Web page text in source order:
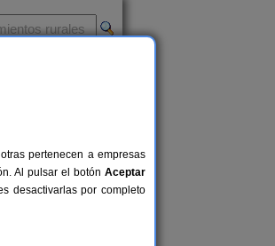
pertenecen a empresas
Al pulsar el botón Aceptar
desactivarlas por completo